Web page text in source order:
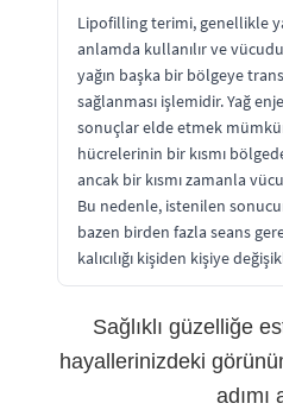
Lipofilling terimi, genellikle
anlamda kullanılır ve
yağın başka bir bölgeye
sağlanması işlemidir. Yağ
sonuçlar elde etmek
hücrelerinin bir kısmı
ancak bir kısmı zamanla
Bu nedenle, istenilen
bazen birden fazla seans
kalıcılığı kişiden kişiye
Sağlıklı güzelliğe
hayallerinizdeki
adımı